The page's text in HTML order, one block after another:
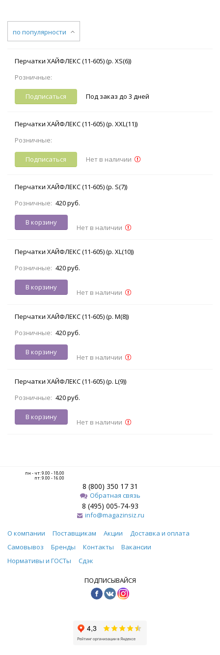
по популярности
Перчатки ХАЙФЛЕКС (11-605) (р. XS(6))
Розничные:
Подписаться Под заказ до 3 дней
Перчатки ХАЙФЛЕКС (11-605) (р. XXL(11))
Розничные:
Подписаться Нет в наличии
Перчатки ХАЙФЛЕКС (11-605) (р. S(7))
Розничные: 420 руб.
В корзину
Нет в наличии
Перчатки ХАЙФЛЕКС (11-605) (р. XL(10))
Розничные: 420 руб.
В корзину
Нет в наличии
Перчатки ХАЙФЛЕКС (11-605) (р. M(8))
Розничные: 420 руб.
В корзину
Нет в наличии
Перчатки ХАЙФЛЕКС (11-605) (р. L(9))
Розничные: 420 руб.
В корзину
Нет в наличии
пн - чт: 9.00 - 18.00
пт: 9.00 - 16.00
8 (800) 350 17 31
Обратная связь
8 (495) 005-74-93
info@magazinsiz.ru
О компании Поставщикам Акции
Доставка и оплата
Самовывоз
Бренды Контакты
Вакансии
Нормативы и ГОСТы
Сдэк
ПОДПИСЫВАЙСЯ